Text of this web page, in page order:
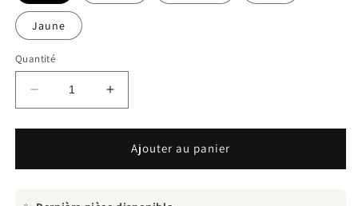
Jaune
Quantité
Réduire
la
quantité
Augmenter
la
quantité
Ajouter au panier